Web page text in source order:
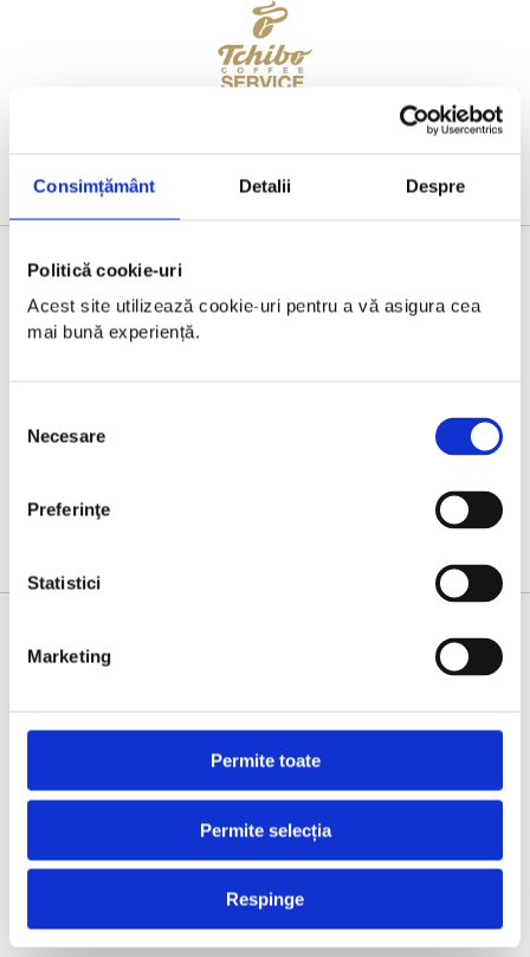
Consimțământ Detalii Despre
Politică cookie-uri
Acest site utilizează cookie-uri pentru a vă asigura cea
mai bună experiență.
consimțământului
Necesare
Preferinţe
Statistici
Marketing
Permite toate
Permite selecția
Respinge
BRONZE PARTNER